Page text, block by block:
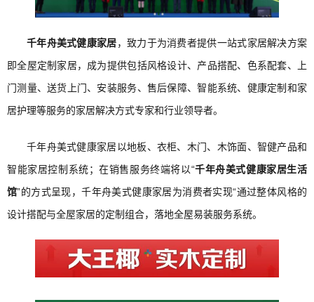
千年舟美式健康家居，致力于为消费者提供一站式家居解决方案
即全屋定制家居，成为提供包括风格设计、产品搭配、色系配套、上
门测量、送货上门、安装服务、售后保障、智能系统、健康定制和家
居护理等服务的家居解决方式专家和行业领导者。
千年舟美式健康家居以地板、衣柜、木门、木饰面、智健产品和
智能家居控制系统；在销售服务终端将以“千年舟美式健康家居生活
馆”的方式呈现，千年舟美式健康家居为消费者实现“通过整体风格的
设计搭配与全屋家居的定制组合，落地全屋易装服务系统。